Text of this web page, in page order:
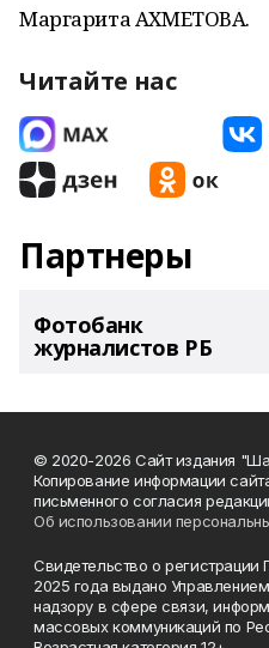
Маргарита АХМЕТОВА.
Читайте нас
Партнеры
Фотобанк
журналистов РБ
© 2020-2026 Сайт издания
Копирование информации
письменного согласия
Об использовании
Свидетельство о
2025 года выдано
надзору в сфере связи,
массовых коммуникаций по